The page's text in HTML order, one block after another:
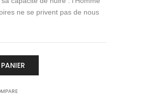
ne se privent pas de nous